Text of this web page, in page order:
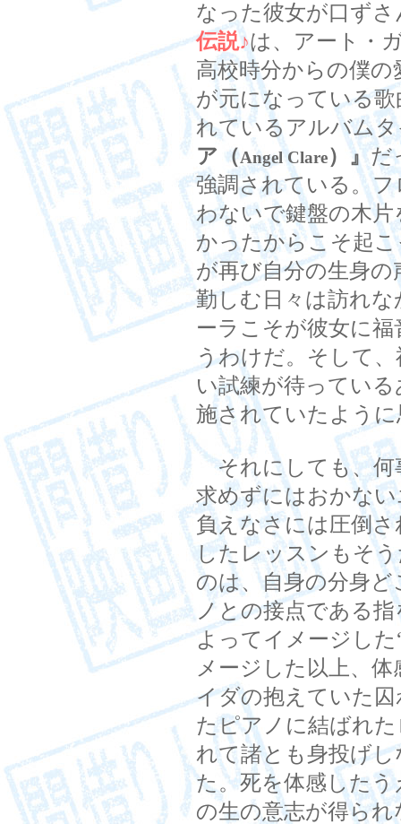
なった彼女が口ず
伝説♪は、アート・
高校時分からの僕
が元になっている
れているアルバム
ア（Angel Clare）』だ
強調されている。
わないで鍵盤の木
かったからこそ起
が再び自分の生身
勤しむ日々は訪れ
ーラこそが彼女に
うわけだ。そして
い試練が待ってい
施されていたように
それにしても、何
求めずにはおかな
負えなさには圧倒
したレッスンもそ
のは、自身の分身
ノとの接点である
よってイメージし
メージした以上、
イダの抱えていた
たピアノに結ばれ
れて諸とも身投げ
た。死を体感した
の生の意志が得ら